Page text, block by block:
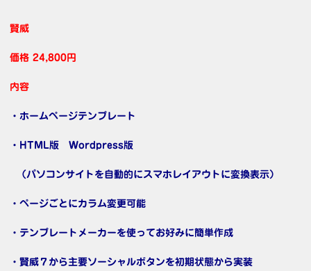
賢威
価格 24,800円
内容
・ホームページテンプレート
・HTML版 Wordpress版
（パソコンサイトを自動的にスマホレイアウトに変換表示）
・ページごとにカラム変更可能
・テンプレートメーカーを使ってお好みに簡単作成
・賢威７から主要ソーシャルボタンを初期状態から実装